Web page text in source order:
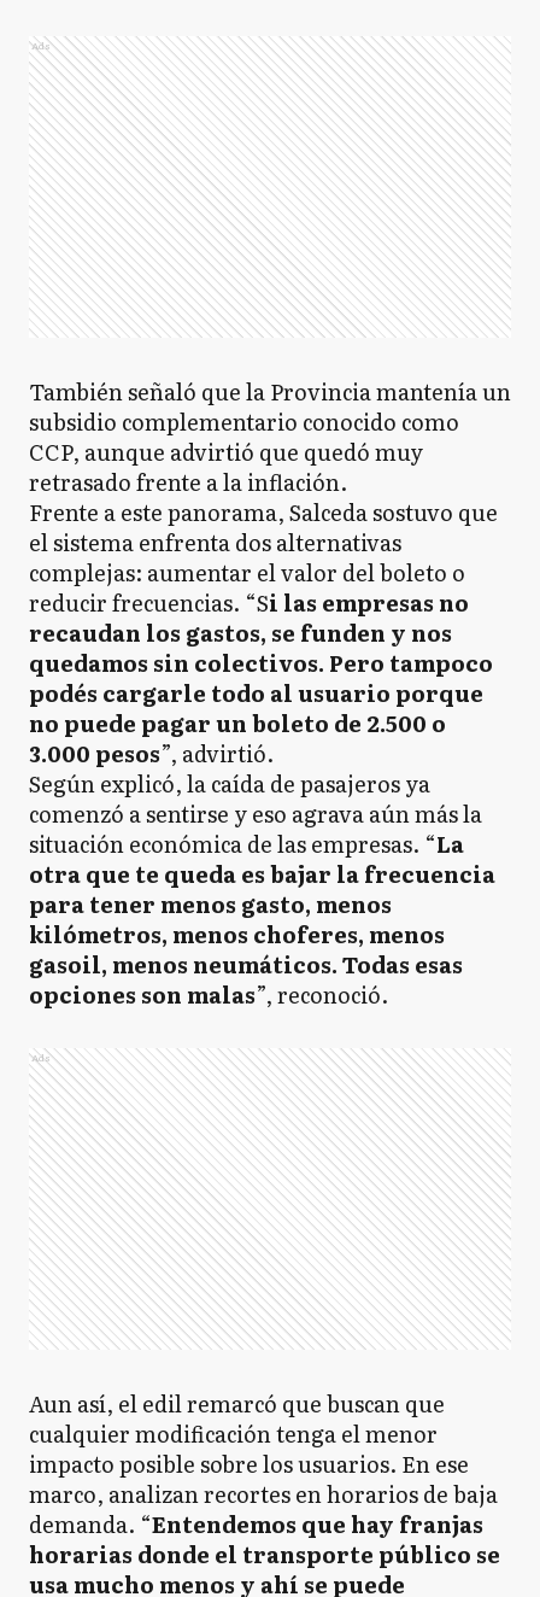
Ads
También señaló que la Provincia mantenía un
subsidio complementario conocido como
CCP, aunque advirtió que quedó muy
retrasado frente a la inflación.
Frente a este panorama, Salceda sostuvo que
el sistema enfrenta dos alternativas
complejas: aumentar el valor del boleto o
reducir frecuencias. “Si las empresas no
recaudan los gastos, se funden y nos
quedamos sin colectivos. Pero tampoco
podés cargarle todo al usuario porque
no puede pagar un boleto de 2.500 o
3.000 pesos”, advirtió.
Según explicó, la caída de pasajeros ya
comenzó a sentirse y eso agrava aún más la
situación económica de las empresas. “La
otra que te queda es bajar la frecuencia
para tener menos gasto, menos
kilómetros, menos choferes, menos
gasoil, menos neumáticos. Todas esas
opciones son malas”, reconoció.
Ads
Aun así, el edil remarcó que buscan que
cualquier modificación tenga el menor
impacto posible sobre los usuarios. En ese
marco, analizan recortes en horarios de baja
demanda. “Entendemos que hay franjas
horarias donde el transporte público se
usa mucho menos y ahí se puede